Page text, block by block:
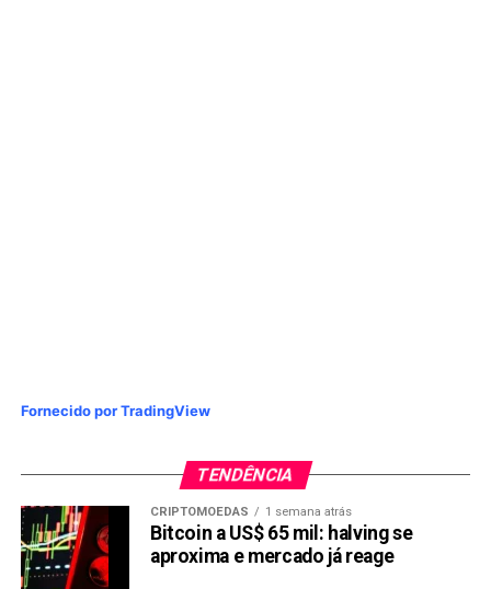
Fornecido por TradingView
TENDÊNCIA
CRIPTOMOEDAS 1 semana atrás
Bitcoin a US$ 65 mil: halving se
aproxima e mercado já reage